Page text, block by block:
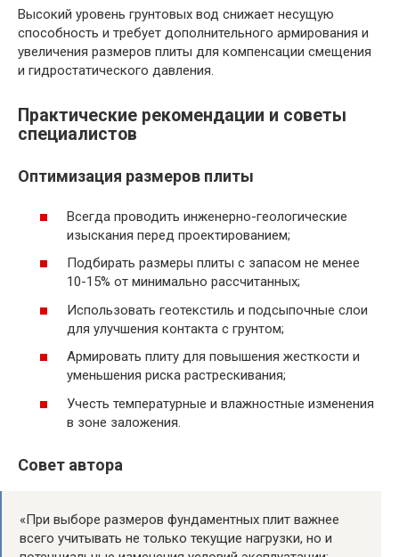
Высокий уровень грунтовых вод снижает несущую
способность и требует дополнительного армирования и
увеличения размеров плиты для компенсации смещения
и гидростатического давления.
Практические рекомендации и советы
специалистов
Оптимизация размеров плиты
Всегда проводить инженерно-геологические
изыскания перед проектированием;
Подбирать размеры плиты с запасом не менее
10-15% от минимально рассчитанных;
Использовать геотекстиль и подсыпочные слои
для улучшения контакта с грунтом;
Армировать плиту для повышения жесткости и
уменьшения риска растрескивания;
Учесть температурные и влажностные изменения
в зоне заложения.
Совет автора
«При выборе размеров фундаментных плит важнее
всего учитывать не только текущие нагрузки, но и